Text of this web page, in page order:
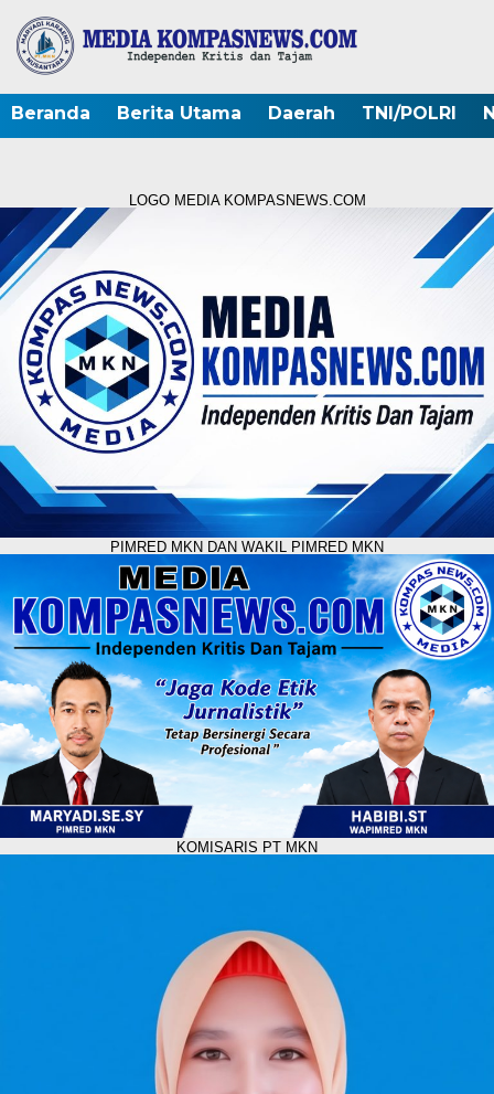
Beranda Berita Utama Daerah TNI/POLRI
LOGO MEDIA KOMPASNEWS.COM
PIMRED MKN DAN WAKIL PIMRED MKN
KOMISARIS PT MKN